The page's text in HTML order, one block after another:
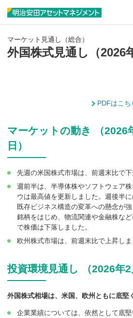
マーケット見通し（総合）
外国株式見通し（2026
PDFはこち
マーケットの動き （2026
日）
先週の米国株式市場は、前週末比で下
週前半は、半導体株やソフトウェア
ウは最高値を更新しました。週後半
既存ビジネス構造の変革への懸念が
銘柄をはじめ、物流関連や金融株な
で株価は下落しました。
欧州株式市場は、前週末比で上昇しま
投資環境見通し （2026年2
外国株式相場は、米国、欧州ともに底堅
企業業績については、依然として底